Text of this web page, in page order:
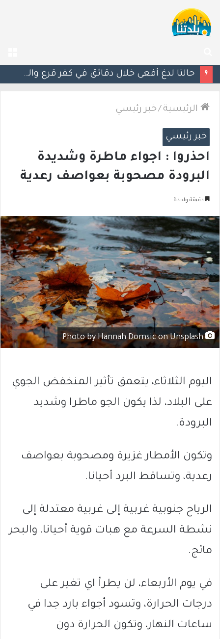
عن
مصرع الفتى محمد جمعة القرناوي (17 عامًا) في حادث سير مروّع في عرعرة النقب
الرئيسية /خبر رئيسي
خبر رئيسي
احذروا : اجواء ماطرة وشديدة
البرودة مصحوبة بعواصف رعدية
دقيقة واحدة
Photo by Hannah Domsic on Unsplash
اليوم الثلاثاء، يتعمق تأثير المنخفض الجوي
على البلاد، لذا يكون الجو ماطرا وشديد
البرودة.
وتكون الأمطار غزيرة ومصحوبة بعواصف
رعدية، وتساقط البرد أحيانا.
الرياح جنوبية غربية إلى غربية معتدلة إلى
نشطة السرعة مع هبات قوية أحيانا، والبحر
مائج.
في يوم الأربعاء، لن يطرأ اي تغير على
درجات الحرارة، وتسود أجواء بارد جدا في
ساعات النهار، وتكون الحرارة دون